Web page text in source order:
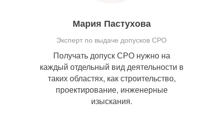
Мария Пастухова
Эксперт по выдаче допусков СРО
Получать допуск СРО нужно на
каждый отдельный вид деятельности в
таких областях, как строительство,
проектирование, инженерные
изыскания.